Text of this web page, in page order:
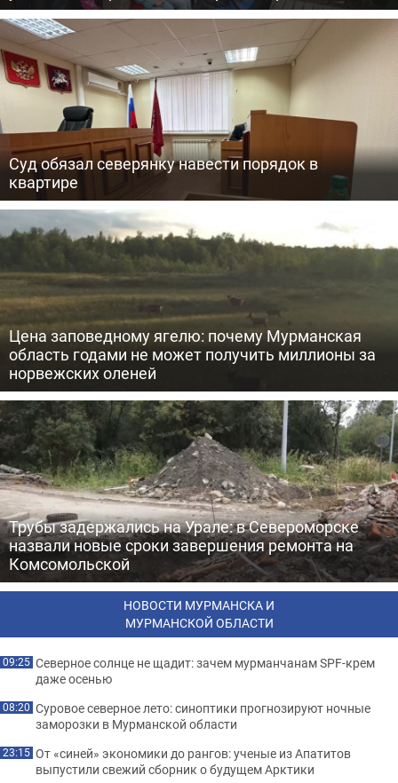
Суд обязал северянку навести порядок в
квартире
Цена заповедному ягелю: почему Мурманская
область годами не может получить миллионы за
норвежских оленей
Трубы задержались на Урале: в Североморске
назвали новые сроки завершения ремонта на
Комсомольской
НОВОСТИ МУРМАНСКА И
МУРМАНСКОЙ ОБЛАСТИ
09:25 Северное солнце не щадит: зачем мурманчанам SPF-крем
даже осенью
08:20 Суровое северное лето: синоптики прогнозируют ночные
заморозки в Мурманской области
23:15 От «синей» экономики до рангов: ученые из Апатитов
выпустили свежий сборник о будущем Арктики